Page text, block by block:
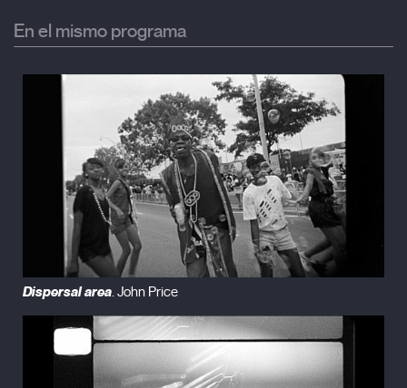
En el mismo programa
Dispersal area. John Price